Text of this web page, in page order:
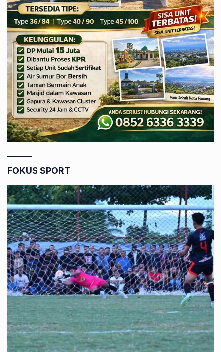
FOKUS SPORT